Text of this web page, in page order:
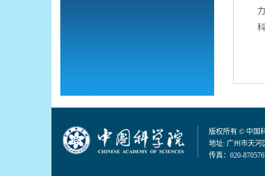
版权所有 © 中国
地址: 广州市天
传真：020-